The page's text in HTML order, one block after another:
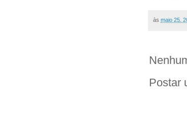
às maio 25,
Postar